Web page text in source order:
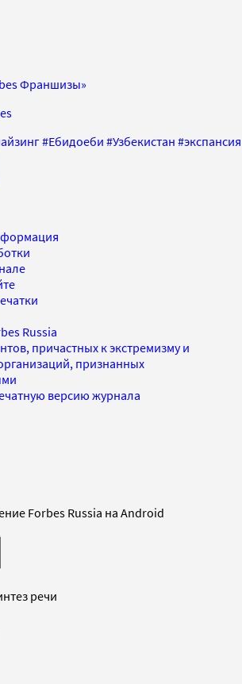
Франшизы»
#Ебидоеби #Узбекистан #экспансия
Russia
причастных к экстремизму и
признанных
версию журнала
Forbes Russia на Android
речи